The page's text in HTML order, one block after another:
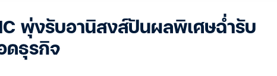
พุ่งรับอานิสงส์ปันผลพิเศษฉ่ำรับ
ดธุรกิจ